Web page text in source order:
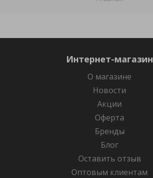
Интернет-магазин
О магазине
Новости
Акции
Оферта
Бренды
Блог
Оставить отзыв
Оптовым клиентам